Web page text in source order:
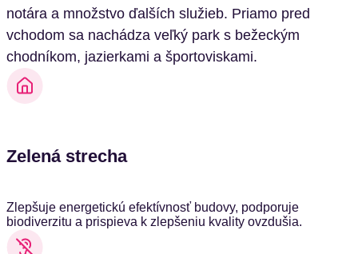
notára a množstvo ďalších služieb. Priamo pred
vchodom sa nachádza veľký park s bežeckým
chodníkom, jazierkami a športoviskami.
Zelená strecha
Zlepšuje energetickú efektívnosť budovy, podporuje
biodiverzitu a prispieva k zlepšeniu kvality ovzdušia.